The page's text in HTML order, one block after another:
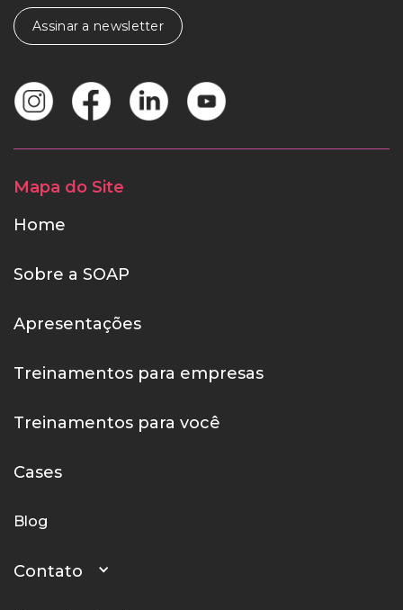
Assinar a newsletter
Mapa do Site
Home
Sobre a SOAP
Apresentações
Treinamentos para empresas
Treinamentos para você
Cases
Blog
Contato